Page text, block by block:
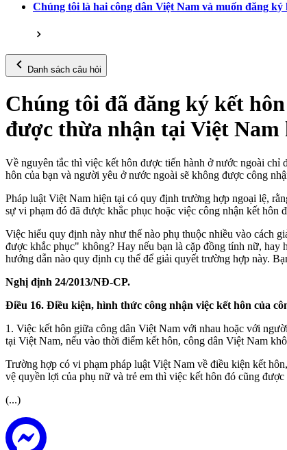
Chúng tôi là hai công dân Việt Nam và muốn đăng
Danh sách câu hỏi
Chúng tôi đã đăng ký kết
được thừa nhận tại Việt Nam
Về nguyên tắc thì việc kết hôn được tiến hành ở nước ngoài
hôn của bạn và người yêu ở nước ngoài sẽ không được công
Pháp luật Việt Nam hiện tại có quy định trường hợp ngoại lệ,
sự vi phạm đó đã được khắc phục hoặc việc công nhận kết
Việc hiểu quy định này như thế nào phụ thuộc nhiều vào cách
được khắc phục" không? Hay nếu bạn là cặp đồng tính nữ,
hướng dẫn nào quy định cụ thể để giải quyết trường hợp này.
Nghị định 24/2013/NĐ-CP.
Điều 16. Điều kiện, hình thức công nhận việc kết hôn của
1. Việc kết hôn giữa công dân Việt Nam với nhau hoặc với
tại Việt Nam, nếu vào thời điểm kết hôn, công dân Việt Nam
Trường hợp có vi phạm pháp luật Việt Nam về điều kiện kết
vệ quyền lợi của phụ nữ và trẻ em thì việc kết hôn đó cũng
(...)